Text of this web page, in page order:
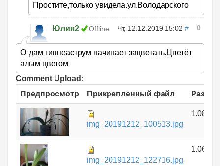
Простите,только увидела.ул.Володарского
Юлия2 Offline Чт, 12.12.2019 15:02 # 0
Отдам гиппеаструм начинает зацветать.Цветёт
алым цветом
Comment Upload:
Предпросмотр
Прикрепленный файл Размер
img_20191212_100513.jpg
1.08 МБ
img_20191212_122716.jpg
1.06 МБ